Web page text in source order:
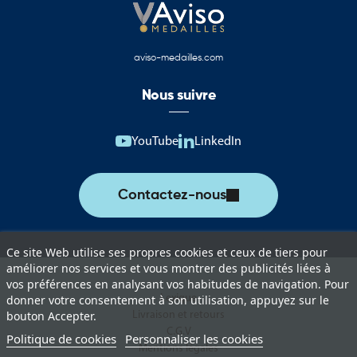
aujourd’hui un territoire qui associe patrimoine, innovation,
solidarité et ouverture européenne.
départemental du Nord
Cette catégorie rassemble une sélection complète de produits
aux couleurs du Conseil départemental du Nord. Ces supports
permettent d’assurer une représentation institutionnelle de
communication territoriale.
Vous trouverez notamment :
Drapeaux du Conseil départemental du Nord pour les
cérémonies et événements institutionnels.
Pavillons pour mât destinés à l’affichage extérieur permanent ou
temporaire.
Oriflammes du Conseil départemental du Nord pour la
Ce site Web utilise ses propres cookies et ceux de tiers pour
améliorer nos services et vous montrer des publicités liées à
vos préférences en analysant vos habitudes de navigation. Pour
donner votre consentement à son utilisation, appuyez sur le
bouton Accepter.
Politique de cookies Personnaliser les cookies
aviso-medailles.com
Nous suivre
YouTube LinkedIn
Contactez-nous
Lexique
Mentions légales